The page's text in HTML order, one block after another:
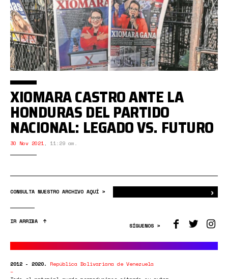
XIOMARA CASTRO ANTE LA
HONDURAS DEL PARTIDO
NACIONAL: LEGADO VS. FUTURO
30 Nov 2021, 11:29 am.
CONSULTA NUESTRO ARCHIVO AQUÍ > ›
IR ARRIBA
SÍGUENOS >
2012 - 2020. República Bolivariana de Venezuela